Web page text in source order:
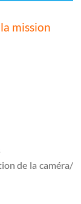
mission
de la caméra/